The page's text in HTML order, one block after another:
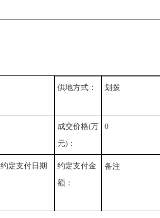
供地方式： 划拨
成交价格(万
元)：
0
约定支付日期 约定支付金
额：
备注